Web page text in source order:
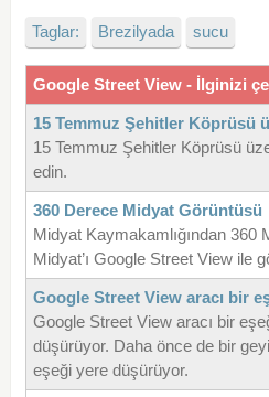
Taglar: Brezilyada sucu
Google Street View - İlginizi
15 Temmuz Şehitler Köprüsü
15 Temmuz Şehitler Köprüsü
edin.
360 Derece Midyat Görüntüsü
Midyat Kaymakamlığından 360
Midyat’ı Google Street View ile
Google Street View aracı bir
Google Street View aracı bir
düşürüyor. Daha önce de bir
eşeği yere düşürüyor.